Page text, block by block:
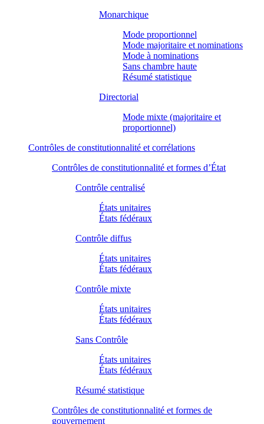
Monarchique
Mode proportionnel
Mode majoritaire et nominations
Mode à nominations
Sans chambre haute
Résumé statistique
Directorial
Mode mixte (majoritaire et
proportionnel)
Contrôles de constitutionnalité et corrélations
Contrôles de constitutionnalité et formes d’État
Contrôle centralisé
États unitaires
États fédéraux
Contrôle diffus
États unitaires
États fédéraux
Contrôle mixte
États unitaires
États fédéraux
Sans Contrôle
États unitaires
États fédéraux
Résumé statistique
Contrôles de constitutionnalité et formes de
gouvernement